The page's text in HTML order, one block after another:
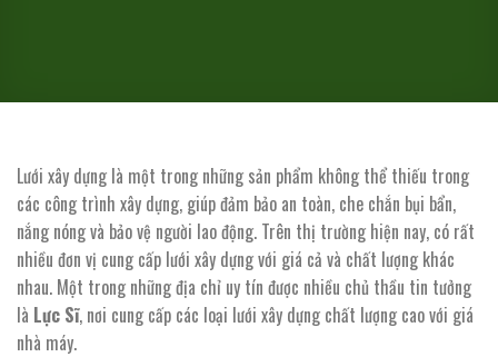
Lưới xây dựng là một trong những sản phẩm không thể thiếu trong
các công trình xây dựng, giúp đảm bảo an toàn, che chắn bụi bẩn,
nắng nóng và bảo vệ người lao động. Trên thị trường hiện nay, có rất
nhiều đơn vị cung cấp lưới xây dựng với giá cả và chất lượng khác
nhau. Một trong những địa chỉ uy tín được nhiều chủ thầu tin tưởng
là Lực Sĩ, nơi cung cấp các loại lưới xây dựng chất lượng cao với giá
nhà máy.